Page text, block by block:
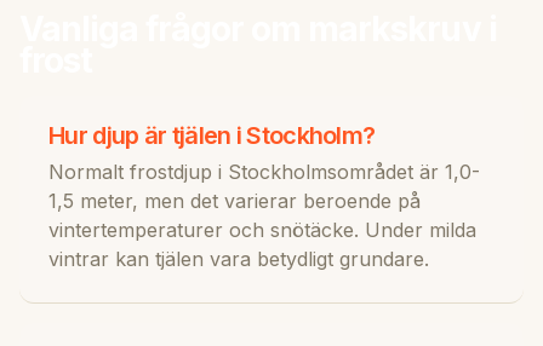
Hur djup är tjälen i Stockholm?
Normalt frostdjup i Stockholmsområdet är 1,0-
1,5 meter, men det varierar beroende på
vintertemperaturer och snötäcke. Under milda
vintrar kan tjälen vara betydligt grundare.